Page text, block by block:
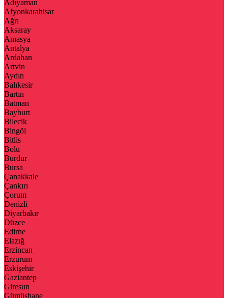
Adıyaman
Afyonkarahisar
Ağrı
Aksaray
Amasya
Antalya
Ardahan
Artvin
Aydın
Balıkesir
Bartın
Batman
Bayburt
Bilecik
Bingöl
Bitlis
Bolu
Burdur
Bursa
Çanakkale
Çankırı
Çorum
Denizli
Diyarbakır
Düzce
Edirne
Elazığ
Erzincan
Erzurum
Eskişehir
Gaziantep
Giresun
Gümüşhane